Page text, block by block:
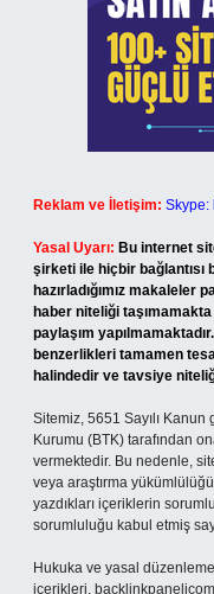
Reklam ve İletişim: Skype:
Yasal Uyarı: Bu internet
şirketi ile hiçbir bağlantısı
hazırladığımız makaleler
haber niteliği
paylaşım
benzerlikleri tamamen
halindedir ve tavsiye
Sitemiz, 5651 Sayılı
Kurumu (BTK) tarafından
vermektedir. Bu nedenle,
veya araştırma
yazdıkları içeriklerin
sorumluluğu kabul etmiş
Hukuka ve yasal
içerikleri,